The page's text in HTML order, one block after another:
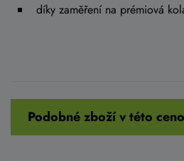
díky zaměření na prémiová
Podobné zboží v této